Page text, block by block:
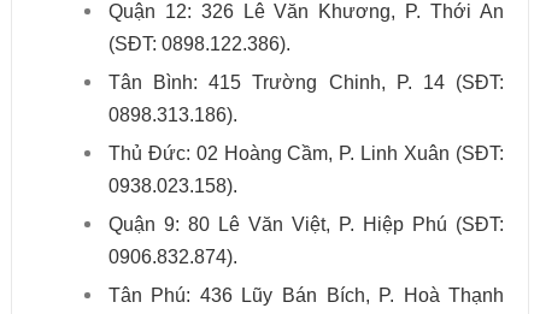
Quận 12: 326 Lê Văn Khương, P. Thới An
(SĐT: 0898.122.386).
Tân Bình: 415 Trường Chinh, P. 14 (SĐT:
0898.313.186).
Thủ Đức: 02 Hoàng Cầm, P. Linh Xuân (SĐT:
0938.023.158).
Quận 9: 80 Lê Văn Việt, P. Hiệp Phú (SĐT:
0906.832.874).
Tân Phú: 436 Lũy Bán Bích, P. Hoà Thạnh